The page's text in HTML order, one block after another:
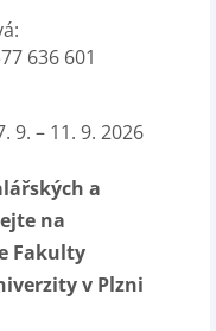
636 601
9. – 11. 9. 2026
a
na
Fakulty
v Plzni